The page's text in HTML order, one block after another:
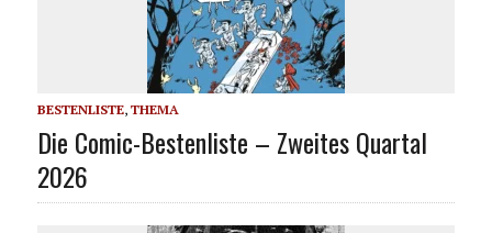
BESTENLISTE, THEMA
Die Comic-Bestenliste – Zweites Quartal
2026